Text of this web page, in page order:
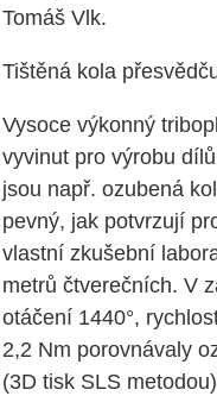
Tomáš Vlk.
Tištěná kola
Vysoce výkonný
vyvinut pro výrobu
jsou např. ozubená
pevný, jak potvrzují
vlastní zkušební
metrů čtverečních. V
otáčení 1440°,
2,2 Nm porovnávaly
(3D tisk SLS